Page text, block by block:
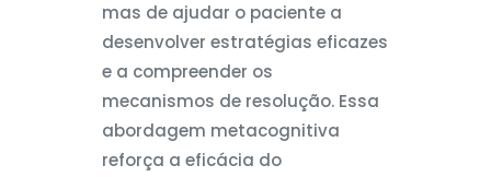
mas de ajudar o paciente a
desenvolver estratégias eficazes
e a compreender os
mecanismos de resolução. Essa
abordagem metacognitiva
reforça a eficácia do